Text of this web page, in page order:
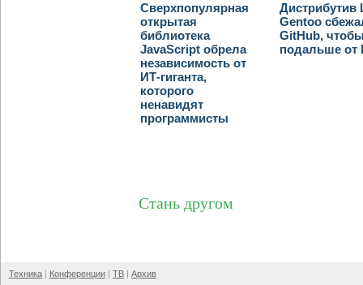
Сверхпопулярная
открытая
библиотека
JavaScript обрела
независимость от
ИТ-гиганта,
которого
ненавидят
программисты
Дистрибутив
Gentoo
GitHub,
подальше от
Стань другом
Техника Конференции ТВ Архив